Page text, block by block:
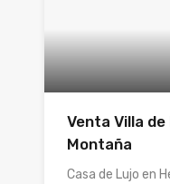
Venta Villa
Montaña
Casa de Lujo en